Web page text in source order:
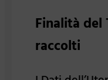
Finalità
raccolti